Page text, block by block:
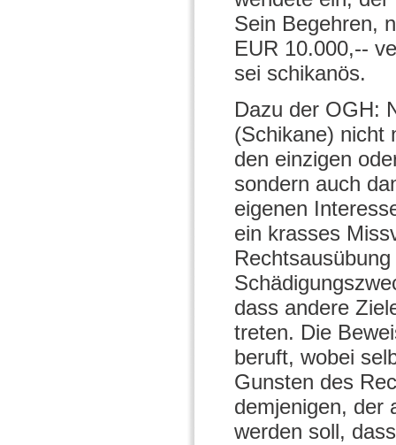
Sein Begehren,
EUR 10.000,--
sei schikanös.
Dazu der OGH:
(Schikane) nicht
den einzigen
sondern auch
eigenen
ein krasses
dass andere
treten. Die
beruft, wobei
Gunsten des
demjenigen, der
werden soll,